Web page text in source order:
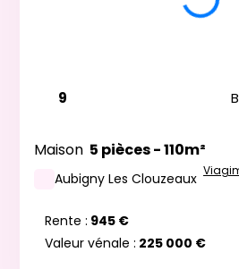
9
Maison 5 pièces - 110m²
Aubigny Les Clouzeaux
Rente : 945 €
Valeur vénale : 225 000 €